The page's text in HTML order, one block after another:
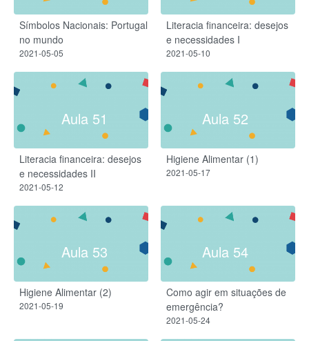
Símbolos Nacionais: Portugal
no mundo
2021-05-05
Literacia financeira: desejos
e necessidades I
2021-05-10
Aula 51
Literacia financeira: desejos
e necessidades II
2021-05-12
Aula 52
Higiene Alimentar (1)
2021-05-17
Aula 53
Higiene Alimentar (2)
2021-05-19
Aula 54
Como agir em situações de
emergência?
2021-05-24